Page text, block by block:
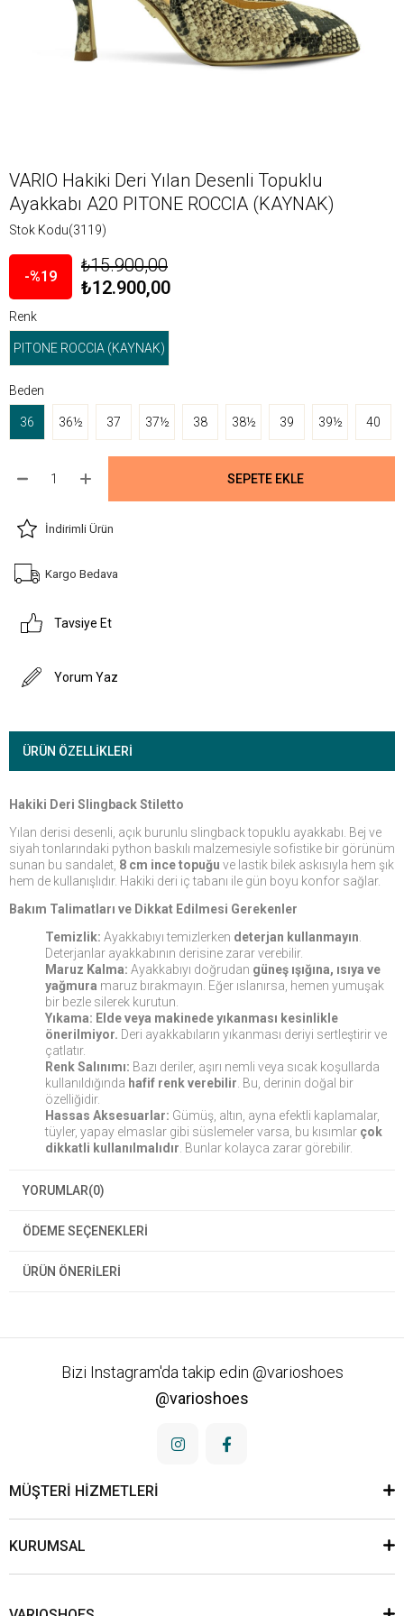
VARIO Hakiki Deri Yılan Desenli Topuklu
Ayakkabı A20 PITONE ROCCIA (KAYNAK)
Stok Kodu(3119)
19
₺15.900,00
₺12.900,00
Renk
PITONE ROCCIA (KAYNAK)
Beden
36 36½ 37 37½ 38 38½ 39 39½ 40
İndirimli Ürün
Kargo Bedava
Tavsiye Et
Yorum Yaz
ÜRÜN ÖZELLIKLERI
Hakiki Deri Slingback Stiletto
Yılan derisi desenli, açık burunlu slingback topuklu ayakkabı. Bej ve
siyah tonlarındaki python baskılı malzemesiyle sofistike bir görünüm
sunan bu sandalet, 8 cm ince topuğu ve lastik bilek askısıyla hem şık
hem de kullanışlıdır. Hakiki deri iç tabanı ile gün boyu konfor sağlar.
Bakım Talimatları ve Dikkat Edilmesi Gerekenler
Temizlik: Ayakkabıyı temizlerken deterjan kullanmayın
Deterjanlar ayakkabının derisine zarar verebilir.
Maruz Kalma: Ayakkabıyı doğrudan güneş ışığına, ısıya ve
yağmura maruz bırakmayın. Eğer ıslanırsa, hemen yumuşak
bir bezle silerek kurutun.
Yıkama: Elde veya makinede yıkanması kesinlikle
önerilmiyor. Deri ayakkabıların yıkanması deriyi sertleştirir ve
çatlatır.
Renk Salınımı: Bazı deriler, aşırı nemli veya sıcak koşullarda
kullanıldığında hafif renk verebilir . Bu, derinin doğal bir
özelliğidir.
Hassas Aksesuarlar: Gümüş, altın, ayna efektli kaplamalar,
tüyler, yapay elmaslar gibi süslemeler varsa, bu kısımlar çok
dikkatli kullanılmalıdır . Bunlar kolayca zarar görebilir.
YORUMLAR(0)
ÖDEME SEÇENEKLERI
ÜRÜN ÖNERILERI
Bizi Instagram'da takip edin @varioshoes
@varioshoes
MÜŞTERİ HİZMETLERİ
KURUMSAL